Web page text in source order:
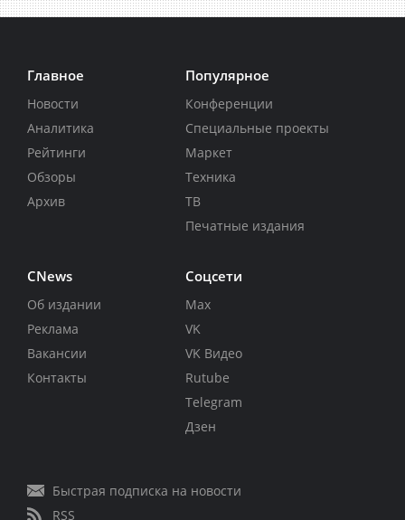
Главное
Новости
Аналитика
Рейтинги
Обзоры
Архив
Популярное
Конференции
Специальные проекты
Маркет
Техника
ТВ
Печатные издания
CNews
Об издании
Реклама
Вакансии
Контакты
Соцсети
Max
VK
VK Видео
Rutube
Telegram
Дзен
Быстрая подписка на новости
RSS